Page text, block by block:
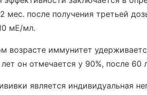
2 мес. после получения третьей
мЕ/мл.
возрасте иммунитет
он отмечается у 90%, после 60
является индивидуальная